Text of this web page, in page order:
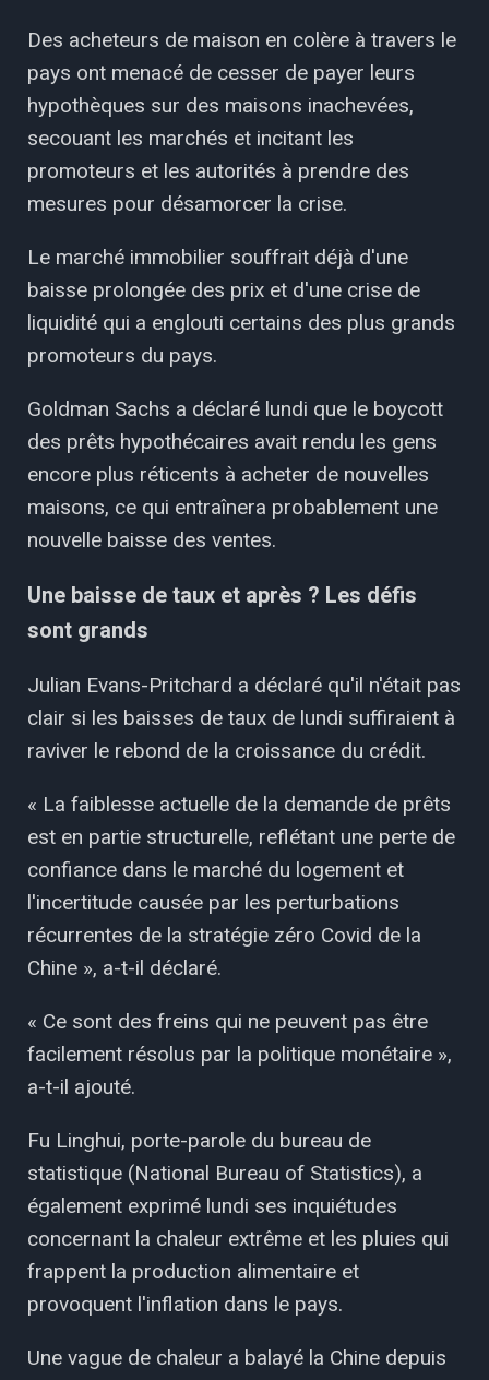
Des acheteurs de maison en colère à travers le
pays ont menacé de cesser de payer leurs
hypothèques sur des maisons inachevées,
secouant les marchés et incitant les
promoteurs et les autorités à prendre des
mesures pour désamorcer la crise.
Le marché immobilier souffrait déjà d'une
baisse prolongée des prix et d'une crise de
liquidité qui a englouti certains des plus grands
promoteurs du pays.
Goldman Sachs a déclaré lundi que le boycott
des prêts hypothécaires avait rendu les gens
encore plus réticents à acheter de nouvelles
maisons, ce qui entraînera probablement une
nouvelle baisse des ventes.
Une baisse de taux et après ? Les défis
sont grands
Julian Evans-Pritchard a déclaré qu'il n'était pas
clair si les baisses de taux de lundi suffiraient à
raviver le rebond de la croissance du crédit.
« La faiblesse actuelle de la demande de prêts
est en partie structurelle, reflétant une perte de
confiance dans le marché du logement et
l'incertitude causée par les perturbations
récurrentes de la stratégie zéro Covid de la
Chine », a-t-il déclaré.
« Ce sont des freins qui ne peuvent pas être
facilement résolus par la politique monétaire »,
a-t-il ajouté.
Fu Linghui, porte-parole du bureau de
statistique (National Bureau of Statistics), a
également exprimé lundi ses inquiétudes
concernant la chaleur extrême et les pluies qui
frappent la production alimentaire et
provoquent l'inflation dans le pays.
Une vague de chaleur a balayé la Chine depuis